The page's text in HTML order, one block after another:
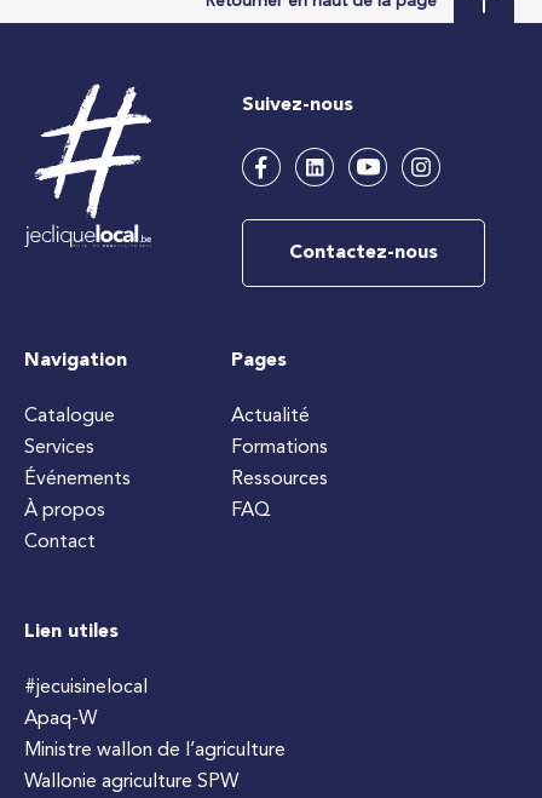
Suivez-nous
Contactez-nous
Navigation
Catalogue
Services
Événements
À propos
Contact
Pages
Actualité
Formations
Ressources
FAQ
Lien utiles
#jecuisinelocal
Apaq-W
Ministre wallon de l’agriculture
Wallonie agriculture SPW